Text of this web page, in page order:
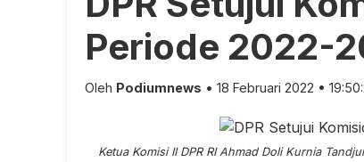
Periode 2022-
Oleh Podiumnews • 18 Februari 2022 •
Ketua Komisi II DPR RI Ahmad Doli Kurnia